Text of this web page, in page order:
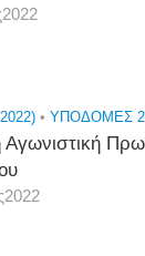
• ΥΠΟΔΟΜΕΣ
Αγωνιστική